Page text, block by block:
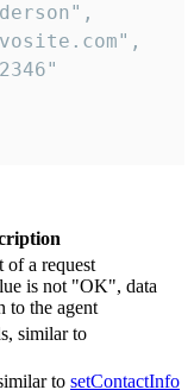
of a request
is not "OK", data
to the agent
similar to
to setContactInfo